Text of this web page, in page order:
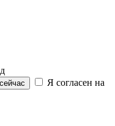
Я согласен на